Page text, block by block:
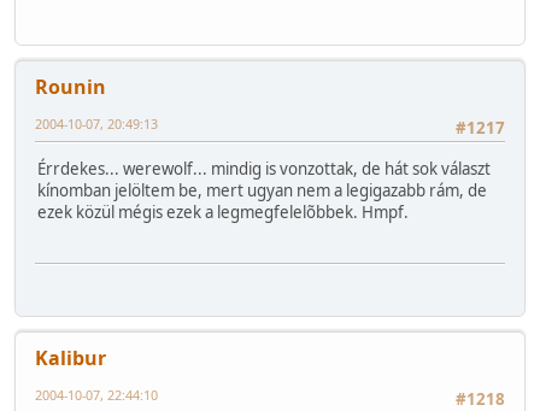
Rounin
#1217
2004-10-07, 20:49:13
Érrdekes... werewolf... mindig is vonzottak, de hát sok választ
kínomban jelöltem be, mert ugyan nem a legigazabb rám, de
ezek közül mégis ezek a legmegfelelõbbek. Hmpf.
Kalibur
#1218
2004-10-07, 22:44:10